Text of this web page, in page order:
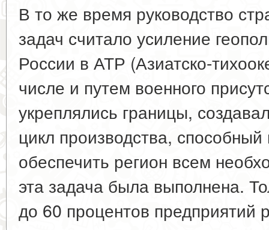
В то же время руководство
задач считало усиление
России в АТР (Азиатско-
числе и путем военного
укреплялись границы,
цикл производства,
обеспечить регион всем
эта задача была выполнена.
до 60 процентов предприятий